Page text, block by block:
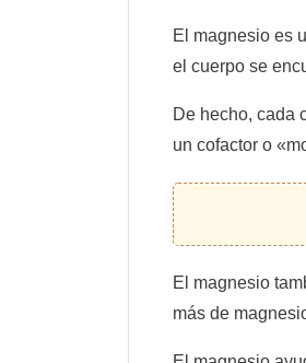
El magnesio es
el cuerpo se
De hecho, cada
un cofactor o
El magnesio
más de